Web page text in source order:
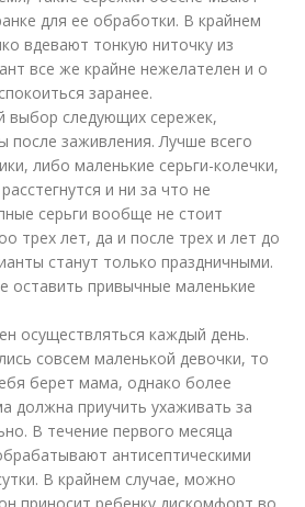
для ее обработки. В крайнем
вдевают тонкую ниточку из
все же крайне нежелателен и о
заранее.
выбор следующих сережек,
после заживления. Лучше всего
либо маленькие серьги-колечки,
и ни за что не
серьги вообще не стоит
трех лет, да и после трех и лет до
станут только праздничными.
оставить привычные маленькие
осуществляться каждый день.
совсем маленькой девочки, то
берет мама, однако более
должна приучить ухаживать за
В течение первого месяца
антисептическими
В крайнем случае, можно